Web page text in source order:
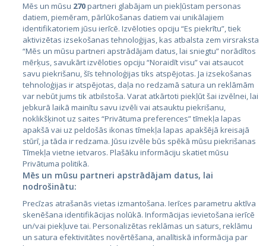
Страны
Эстония
Латвия
Литва
City24.lv
City24.ee
GetaPro.lv
GetaPro.ee
CVbankas.lt
Kainos.lt
Paslaugos.lt
auto24.ee
Mēs un mūsu 270partneri glabājam un piekļūstam personas
datiem, piemēram, pārlūkošanas datiem vai unikālajiem
identifikatoriem jūsu ierīcē. Izvēloties opciju “Es piekrītu”, tiek
aktivizētas izsekošanas tehnoloģijas, kas atbalsta zem virsraksta
“Mēs un mūsu partneri apstrādājam datus, lai sniegtu” norādītos
mērķus, savukārt izvēloties opciju “Noraidīt visu” vai atsaucot
savu piekrišanu, šīs tehnoloģijas tiks atspējotas. Ja izsekošanas
tehnoloģijas ir atspējotas, daļa no redzamā satura un reklāmām
var nebūt jums tik atbilstoša. Varat atkārtoti piekļūt šai izvēlnei, lai
jebkurā laikā mainītu savu izvēli vai atsauktu piekrišanu,
noklikšķinot uz saites “Privātuma preferences” tīmekļa lapas
apakšā vai uz peldošās ikonas tīmekļa lapas apakšējā kreisajā
stūrī, ja tāda ir redzama. Jūsu izvēle būs spēkā mūsu piekrišanas
Tīmekļa vietne ietvaros. Plašāku informāciju skatiet mūsu
Privātuma politikā.
Mēs un mūsu partneri apstrādājam datus, lai
nodrošinātu:
Precīzas atrašanās vietas izmantošana. Ierīces parametru aktīva
skenēšana identifikācijas nolūkā. Informācijas ievietošana ierīcē
un/vai piekļuve tai. Personalizētas reklāmas un saturs, reklāmu
un satura efektivitātes novērtēšana, analītiskā informācija par